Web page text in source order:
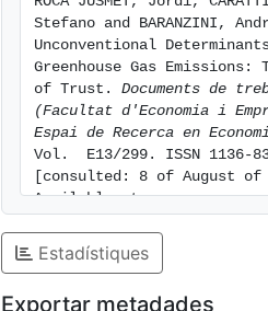
Stefano and BARANZINI,
Unconventional
Greenhouse Gas Emissions:
of Trust. Documents de
(Facultat d'Economia i
Espai de Recerca en
Vol.  E13/299. ISSN 1136-
[consulted: 8 of August of
Available at:
Estadístiques
Exportar metadades